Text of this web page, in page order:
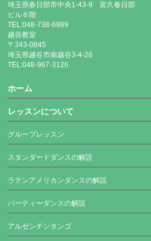
埼玉県春日部市中央1-43-9 富久春日部
ビル６階
TEL:048-738-6989
越谷教室
〒343-0845
埼玉県越谷市南越谷3-4-26
TEL:048-967-3126
ホーム
レッスンについて
グループレッスン
スタンダードダンスの解説
ラテンアメリカンダンスの解説
パーティーダンスの解説
アルゼンチンタンゴ